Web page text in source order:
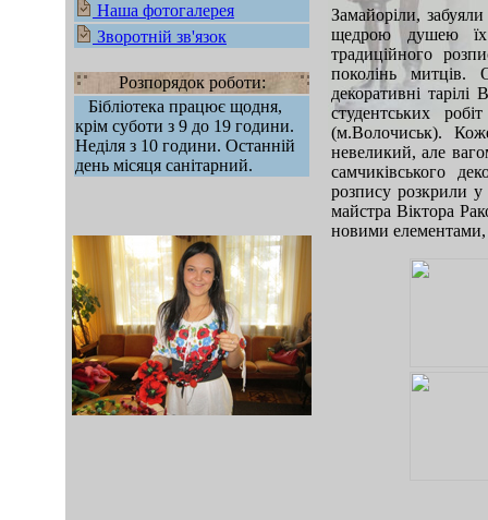
Наша фотогалерея
Зворотній зв'язок
Розпорядок роботи:
Бібліотека працює щодня,
крім суботи з 9 до 19 години.
Неділя з 10 години. Останній
день місяця санітарний.
mod sb vertikal
Замайоріли,
щедрою душею їх
традиційного
поколінь митців.
декоративні
студентських
(м.Волочиськ).
невеликий, але
самчиківського
розпису розкрили
майстра Віктора
новими елементами,